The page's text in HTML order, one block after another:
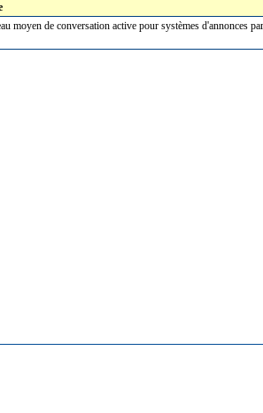
moyen de conversation active pour systèmes d'annonces